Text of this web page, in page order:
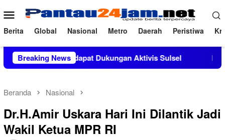
ke
konten
Menu
Mobile
Berita Global Nasional Metro Daerah Peristiwa
Breaking News
Mendapat Dukungan Aktivis Sulsel Kapolres
Beranda Nasional
Dr.H.Amir Uskara Hari Ini Dilantik Jadi
Wakil Ketua MPR RI